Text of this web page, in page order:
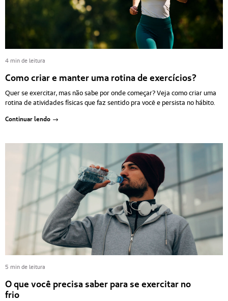
4 min de leitura
Como criar e manter uma rotina de exercícios?
Quer se exercitar, mas não sabe por onde começar? Veja como criar uma
rotina de atividades físicas que faz sentido pra você e persista no hábito.
Continuar lendo
5 min de leitura
O que você precisa saber para se exercitar no
frio